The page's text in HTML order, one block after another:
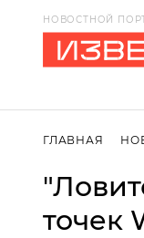
НОВОСТНОЙ
ГЛАВНАЯ
точек